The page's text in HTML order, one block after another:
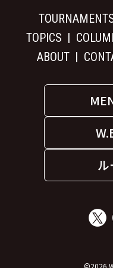
TOPICS
ABOUT
ル
©2026